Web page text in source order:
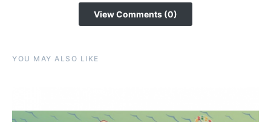
View Comments (0)
YOU MAY ALSO LIKE